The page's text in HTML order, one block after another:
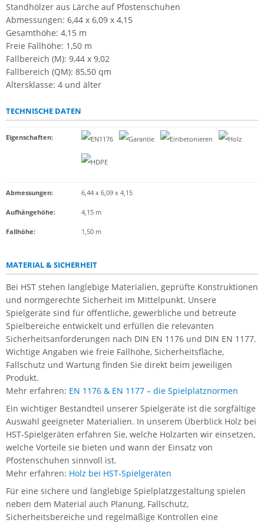
Standhölzer aus Lärche auf Pfostenschuhen
Abmessungen: 6,44 x 6,09 x 4,15
Gesamthöhe: 4,15 m
Freie Fallhöhe: 1,50 m
Fallbereich (M): 9,44 x 9,02
Fallbereich (QM): 85,50 qm
Altersklasse: 4 und älter
TECHNISCHE DATEN
Eigenschaften:
Abmessungen: 6,44 x 6,09 x 4,15
Aufhängehöhe: 4,15 m
Fallhöhe: 1,50 m
MATERIAL & SICHERHEIT
Bei HST stehen langlebige Materialien, geprüfte Konstruktionen
und normgerechte Sicherheit im Mittelpunkt. Unsere
Spielgeräte sind für öffentliche, gewerbliche und betreute
Spielbereiche entwickelt und erfüllen die relevanten
Sicherheitsanforderungen nach DIN EN 1176 und DIN EN 1177.
Wichtige Angaben wie freie Fallhöhe, Sicherheitsfläche,
Fallschutz und Wartung finden Sie direkt beim jeweiligen
Produkt.
Mehr erfahren: EN 1176 & EN 1177 – die Spielplatznormen
Ein wichtiger Bestandteil unserer Spielgeräte ist die sorgfältige
Auswahl geeigneter Materialien. In unserem Überblick Holz bei
HST-Spielgeräten erfahren Sie, welche Holzarten wir einsetzen,
welche Vorteile sie bieten und wann der Einsatz von
Pfostenschuhen sinnvoll ist.
Mehr erfahren: Holz bei HST-Spielgeräten
Für eine sichere und langlebige Spielplatzgestaltung spielen
neben dem Material auch Planung, Fallschutz,
Sicherheitsbereiche und regelmäßige Kontrollen eine